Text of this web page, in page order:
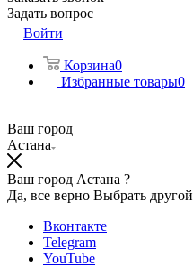
Задать вопрос
Войти
Корзина0
Избранные товары0
Ваш город
Астана
Ваш город Астана ?
Да, все верно Выбрать другой
Вконтакте
Telegram
YouTube